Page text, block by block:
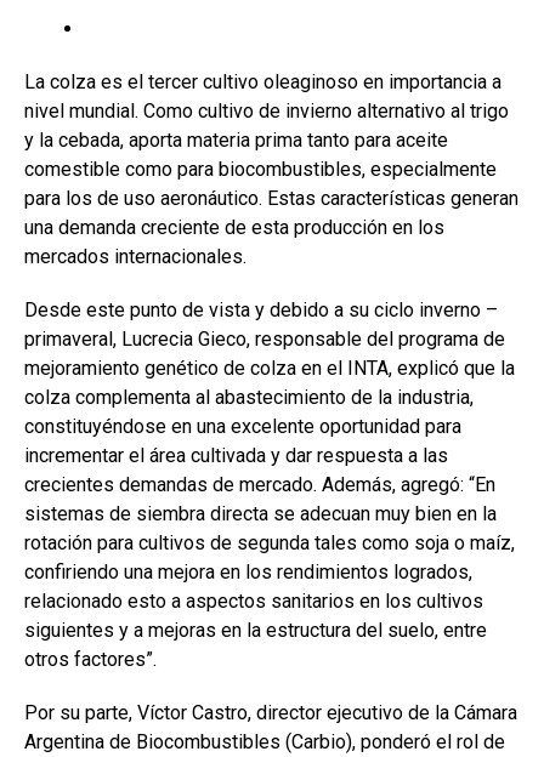
La colza es el tercer cultivo oleaginoso en importancia a
nivel mundial. Como cultivo de invierno alternativo al trigo
y la cebada, aporta materia prima tanto para aceite
comestible como para biocombustibles, especialmente
para los de uso aeronáutico. Estas características generan
una demanda creciente de esta producción en los
mercados internacionales.
Desde este punto de vista y debido a su ciclo inverno –
primaveral, Lucrecia Gieco, responsable del programa de
mejoramiento genético de colza en el INTA, explicó que la
colza complementa al abastecimiento de la industria,
constituyéndose en una excelente oportunidad para
incrementar el área cultivada y dar respuesta a las
crecientes demandas de mercado. Además, agregó: “En
sistemas de siembra directa se adecuan muy bien en la
rotación para cultivos de segunda tales como soja o maíz,
confiriendo una mejora en los rendimientos logrados,
relacionado esto a aspectos sanitarios en los cultivos
siguientes y a mejoras en la estructura del suelo, entre
otros factores”.
Por su parte, Víctor Castro, director ejecutivo de la Cámara
Argentina de Biocombustibles (Carbio), ponderó el rol de